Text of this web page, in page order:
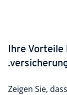
Ihre Vorteile
Zeigen Sie,